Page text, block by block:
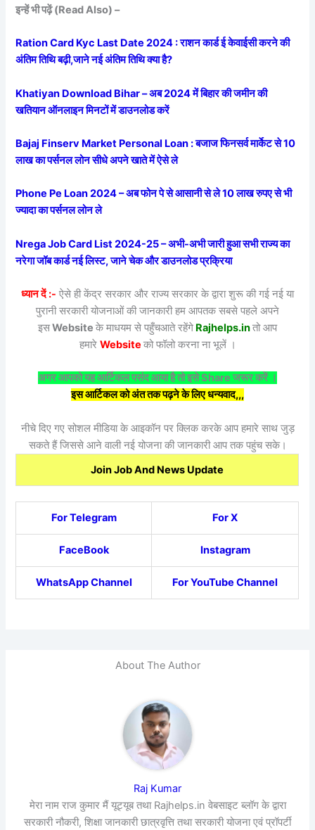
इन्हें भी पढ़ें (Read Also) –
Ration Card Kyc Last Date 2024 : राशन कार्ड ई केवाईसी करने की
अंतिम तिथि बढ़ी,जाने नई अंतिम तिथि क्या है?
Khatiyan Download Bihar – अब 2024 में बिहार की जमीन की
खतियान ऑनलाइन मिनटों में डाउनलोड करें
Bajaj Finserv Market Personal Loan : बजाज फिनसर्व मार्केट से 10
लाख का पर्सनल लोन सीधे अपने खाते में ऐसे ले
Phone Pe Loan 2024 – अब फोन पे से आसानी से ले 10 लाख रुपए से भी
ज्यादा का पर्सनल लोन ले
Nrega Job Card List 2024-25 – अभी-अभी जारी हुआ सभी राज्य का
नरेगा जॉब कार्ड नई लिस्ट, जाने चेक और डाउनलोड प्रक्रिया
ध्यान दें :- ऐसे ही केंद्र सरकार और राज्य सरकार के द्वारा शुरू की गई नई या
पुरानी सरकारी योजनाओं की जानकारी हम आपतक सबसे पहले अपने
इसWebsite के माधयम से पहुँचआते रहेंगे Rajhelps.inतो आप
हमारे Website को फॉलो करना ना भूलें ।
अगर आपको यह आर्टिकल पसंद आया है तो इसे Share जरूर करें ।
इस आर्टिकल को अंत तक पढ़ने के लिए धन्यवाद,,,
नीचे दिए गए सोशल मीडिया के आइकॉन पर क्लिक करके आप हमारे साथ जुड़
सकते हैं जिससे आने वाली नई योजना की जानकारी आप तक पहुंच सके।
Join Job And News Update
For Telegram For X
FaceBook Instagram
WhatsApp Channel For YouTube Channel
About The Author
Raj Kumar
मेरा नाम राज कुमार मैं यूट्यूब तथा Rajhelps.in वेबसाइट ब्लॉग के द्वारा
सरकारी नौकरी, शिक्षा जानकारी छात्रवृत्ति तथा सरकारी योजना एवं प्रॉपर्टी